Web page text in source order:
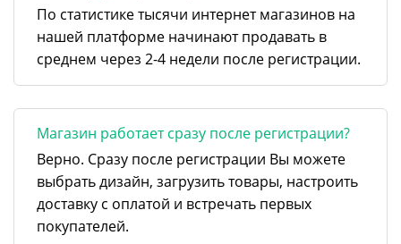
По статистике тысячи интернет магазинов на
нашей платформе начинают продавать в
среднем через 2-4 недели после регистрации.
Магазин работает сразу после регистрации?
Верно. Сразу после регистрации Вы можете
выбрать дизайн, загрузить товары, настроить
доставку с оплатой и встречать первых
покупателей.